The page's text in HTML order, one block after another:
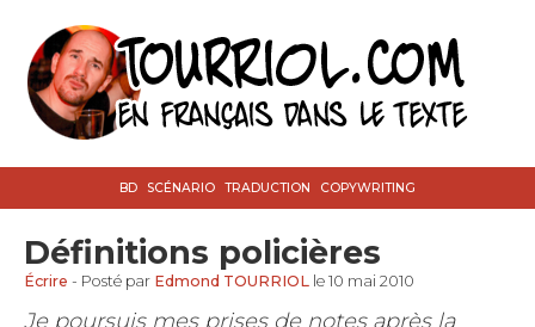
BD SCÉNARIO TRADUCTION COPYWRITING
Définitions policières
Écrire - Posté par Edmond TOURRIOL le 10 mai 2010
Je poursuis mes prises de notes après la